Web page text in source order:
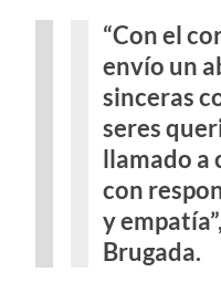
“Con el
envío un
sinceras
seres
llamado a
con
y
Brugada.